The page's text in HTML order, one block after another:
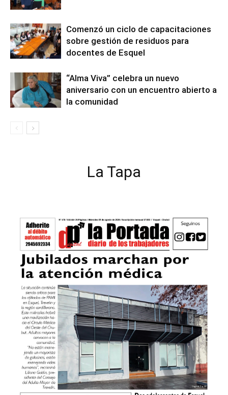
Comenzó un ciclo de capacitaciones
sobre gestión de residuos para
docentes de Esquel
“Alma Viva” celebra un nuevo
aniversario con un encuentro abierto a
la comunidad
La Tapa